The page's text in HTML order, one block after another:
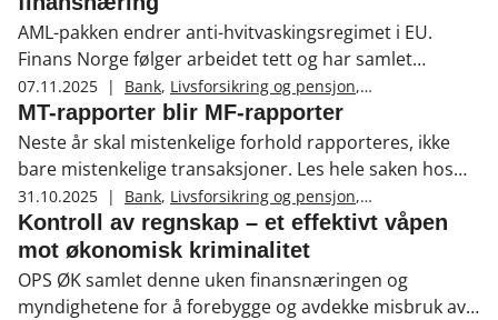
AML-pakken endrer anti-hvitvaskingsregimet i EU.
Finans Norge følger arbeidet tett og har samlet
ressurser på en ny fagside for medlemmer.
07.11.2025 | Bank, Livsforsikring og pensjon,
Skadeforsikring,Økonomisk kriminalitet
Hvitvasking og terrorfinansiering
MT-rapporter blir MF-rapporter
Neste år skal mistenkelige forhold rapporteres, ikke
bare mistenkelige transaksjoner. Les hele saken hos
Økokrim.
31.10.2025 | Bank, Livsforsikring og pensjon,
Skadeforsikring ,Økonomisk kriminalitet,
Hvitvasking og terrorfinansiering
Kontroll av regnskap – et effektivt våpen
mot økonomisk kriminalitet
OPS ØK samlet denne uken finansnæringen og
myndighetene for å forebygge og avdekke misbruk av